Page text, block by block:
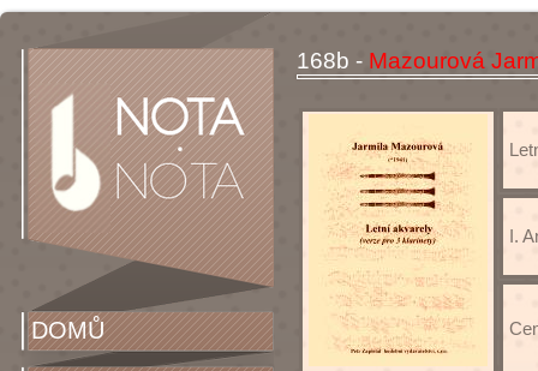
DOMŮ
168b - Mazourová
I.